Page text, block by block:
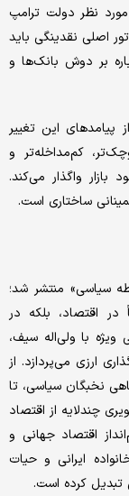
نظر دولت ترامپ
اصلی نقدینگی باید
بر دوش بانک‌ها و
پیامدهای این تغییر
کم‌مداخله‌تر و
واگذار می‌کند.
ساختاری است.
سیاسی» منتشر شد؛
در اقتصاد، بلکه در
با ولی‌اله سیف،
ارزی می‌پردازد. از
نخبگان سیاسی، تا
چندلایه از اقتصاد
اقتصاد جهانی و
ایرانی و حیات
تبدیل کرده است.